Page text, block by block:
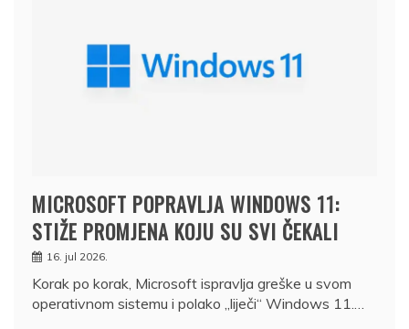
MICROSOFT POPRAVLJA WINDOWS 11:
STIŽE PROMJENA KOJU SU SVI ČEKALI
16. jul 2026.
Korak po korak, Microsoft ispravlja greške u svom
operativnom sistemu i polako „liječi“ Windows 11.…